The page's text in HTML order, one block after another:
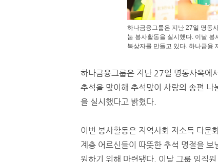
하나금융그룹은 지난 27일 명동
눔 봉사활동을 실시했다. 이날
복상자를 만들고 있다. 하나금융
하나금융그룹은 지난 27일 명동사옥에
추석을 맞이해 추석맞이 사랑의 송편 나
을 실시했다고 밝혔다.
이번 봉사활동은 지역사회 저소득 다문
계층 어르신들이 따뜻한 추석 명절을 보
원하기 위해 마련됐다. 이날 그룹 임직